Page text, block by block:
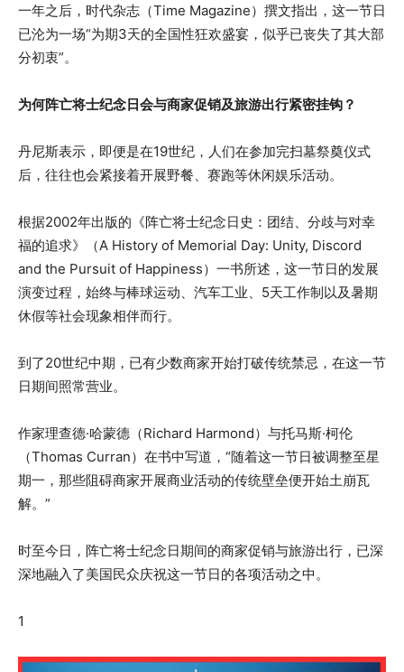
一年之后，时代杂志（Time Magazine）撰文指出，这一节日
已沦为一场“为期3天的全国性狂欢盛宴，似乎已丧失了其大部
分初衷”。
为何阵亡将士纪念日会与商家促销及旅游出行紧密挂钩？
丹尼斯表示，即便是在19世纪，人们在参加完扫墓祭奠仪式
后，往往也会紧接着开展野餐、赛跑等休闲娱乐活动。
根据2002年出版的《阵亡将士纪念日史：团结、分歧与对幸
福的追求》（A History of Memorial Day: Unity, Discord
and the Pursuit of Happiness）一书所述，这一节日的发展
演变过程，始终与棒球运动、汽车工业、5天工作制以及暑期
休假等社会现象相伴而行。
到了20世纪中期，已有少数商家开始打破传统禁忌，在这一节
日期间照常营业。
作家理查德·哈蒙德（Richard Harmond）与托马斯·柯伦
（Thomas Curran）在书中写道，“随着这一节日被调整至星
期一，那些阻碍商家开展商业活动的传统壁垒便开始土崩瓦
解。”
时至今日，阵亡将士纪念日期间的商家促销与旅游出行，已深
深地融入了美国民众庆祝这一节日的各项活动之中。
1